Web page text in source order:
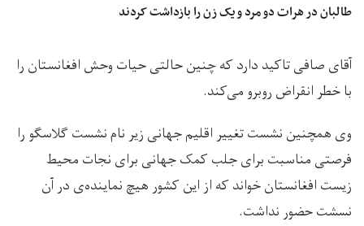
طالبان در هرات دو مرد و یک زن را بازداشت کردند
آقای صافی تاکید دارد که چنین حالتی حیات وحش افغانستان را
با خطر انقراض روبرو می‌کند.
وی همچنین نشست تغییر اقلیم جهانی زیر نام نشست گلاسگو را
فرصتی مناسبت برای جلب کمک جهانی برای نجات محیط
زیست افغانستان خواند که از این کشور هیچ نماینده‌ی در آن
نسشت حضور نداشت.